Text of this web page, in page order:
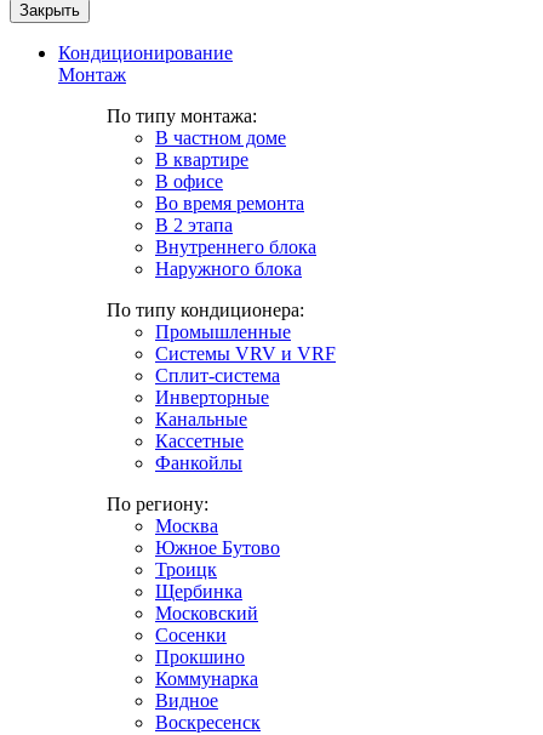
Закрыть
Кондиционирование
Монтаж
По типу монтажа:
В частном доме
В квартире
В офисе
Во время ремонта
В 2 этапа
Внутреннего блока
Наружного блока
По типу кондиционера:
Промышленные
Системы VRV и VRF
Сплит-система
Инверторные
Канальные
Кассетные
Фанкойлы
По региону:
Москва
Южное Бутово
Троицк
Щербинка
Московский
Сосенки
Прокшино
Коммунарка
Видное
Воскресенск